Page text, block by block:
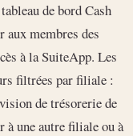
de bord Cash
aux membres des
à la SuiteApp. Les
filtrées par filiale :
de trésorerie de
à une autre filiale ou à